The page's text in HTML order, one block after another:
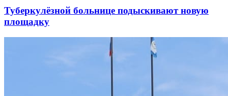
Туберкулёзной больнице подыскивают новую
площадку